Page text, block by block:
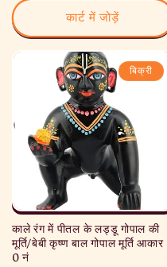
से
मूल्य
कार्ट में जोड़ें
बिक्री
काले रंग में पीतल के लड्डू गोपाल की
मूर्ति/बेबी कृष्ण बाल गोपाल मूर्ति आकार
0 नं